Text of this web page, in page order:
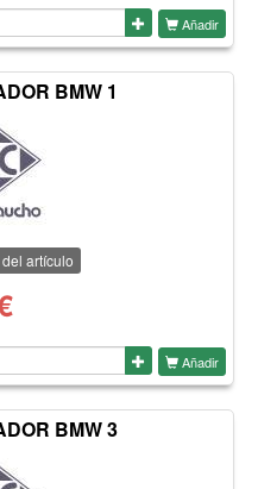
Añadir
BMW 1
artículo
Añadir
BMW 3